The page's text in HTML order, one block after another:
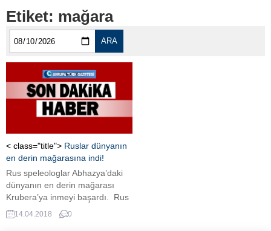
Etiket: mağara
ARA
< class="title"> Ruslar dünyanın
en derin mağarasına indi!
Rus speleologlar Abhazya’daki
dünyanın en derin mağarası
Krubera’ya inmeyi başardı. Rus
speleologlar, Abhazya’da
bulunan ve dünyanın en derin
14.04.2018 0